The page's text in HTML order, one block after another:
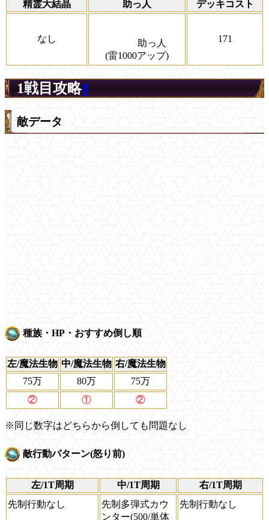
精霊大結晶
助っ人 デッキコスト
なし
助っ人
(雷1000アップ)
171
1戦目攻略0
敵データ
種族・HP・おすすめ倒し順
左/魔法生物 中/魔法生物 右/魔法生物
75万
80万
75万
②
① ②
※同じ数字はどちらから倒しても問題なし
敵行動パターン(怒り前)
左/1T周期 中/1T周期
右/1T周期
先制行動なし
先制多弾式カウ
ンター(500/単体
先制行動なし